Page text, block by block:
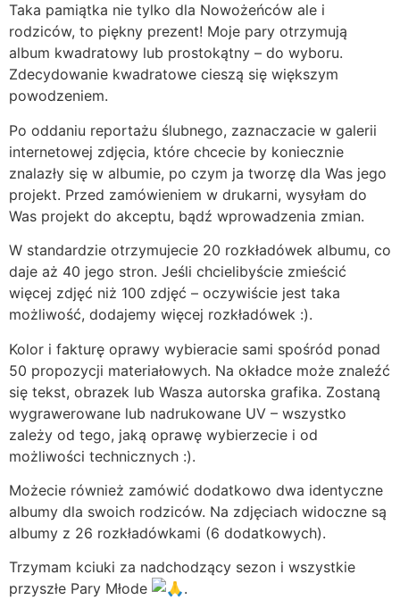
Taka pamiątka nie tylko dla Nowożeńców ale i
rodziców, to piękny prezent! Moje pary otrzymują
album kwadratowy lub prostokątny – do wyboru.
Zdecydowanie kwadratowe cieszą się większym
powodzeniem.
Po oddaniu reportażu ślubnego, zaznaczacie w galerii
internetowej zdjęcia, które chcecie by koniecznie
znalazły się w albumie, po czym ja tworzę dla Was jego
projekt. Przed zamówieniem w drukarni, wysyłam do
Was projekt do akceptu, bądź wprowadzenia zmian.
W standardzie otrzymujecie 20 rozkładówek albumu, co
daje aż 40 jego stron. Jeśli chcielibyście zmieścić
więcej zdjęć niż 100 zdjęć – oczywiście jest taka
możliwość, dodajemy więcej rozkładówek :).
Kolor i fakturę oprawy wybieracie sami spośród ponad
50 propozycji materiałowych. Na okładce może znaleźć
się tekst, obrazek lub Wasza autorska grafika. Zostaną
wygrawerowane lub nadrukowane UV – wszystko
zależy od tego, jaką oprawę wybierzecie i od
możliwości technicznych :).
Możecie również zamówić dodatkowo dwa identyczne
albumy dla swoich rodziców. Na zdjęciach widoczne są
albumy z 26 rozkładówkami (6 dodatkowych).
Trzymam kciuki za nadchodzący sezon i wszystkie
przyszłe Pary Młode
.